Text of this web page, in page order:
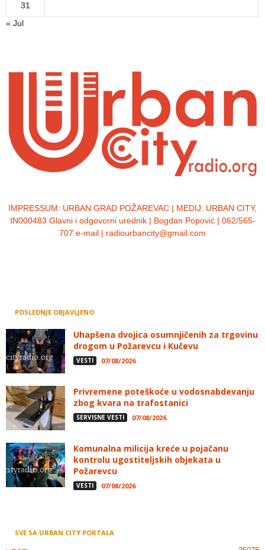
31
« Jul
IMPRESSUM: URBAN GRAD POŽAREVAC | MEDIJ: URBAN CITY,
IN000483 Glavni i odgovorni urednik | Bogdan Popović | 062/565-
707 e-mail | radiourbancity@gmail.com
POSLEDNJE OBJAVLJENO
Uhapšena dvojica osumnjičenih za trgovinu
drogom u Požarevcu i Kučevu
VESTI 07/08/2026
Privremene poteškoće u vodosnabdevanju
zbog kvara na trafostanici
SERVISNE VESTI 07/08/2026
Komunalna milicija kreće u pojačanu
kontrolu ugostiteljskih objekata u
Požarevcu
VESTI 07/08/2026
SVE SA URBAN CITY PORTALA